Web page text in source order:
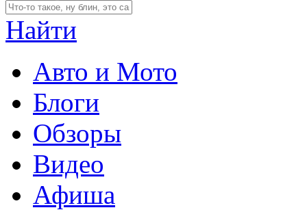
Найти
Авто и Мото
Блоги
Обзоры
Видео
Афиша